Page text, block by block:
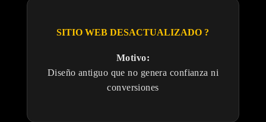
SITIO WEB DESACTUALIZADO ?
Motivo:
Diseño antiguo que no genera confianza ni
conversiones